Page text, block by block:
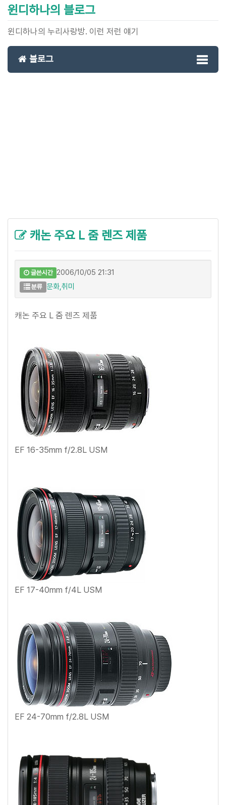
윈디하나의 블로그
윈디하나의 누리사랑방. 이런 저런 얘기
블로그
캐논 주요 L 줌 렌즈 제품
글쓴시간 2006/10/05 21:31
분류 문화,취미
캐논 주요 L 줌 렌즈 제품
EF 16-35mm f/2.8L USM
EF 17-40mm f/4L USM
EF 24-70mm f/2.8L USM